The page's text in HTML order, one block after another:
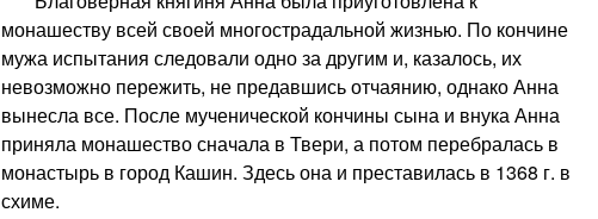
монашеству всей своей многострадальной жизнью. По кончине
мужа испытания следовали одно за другим и, казалось, их
невозможно пережить, не предавшись отчаянию, однако Анна
вынесла все. После мученической кончины сына и внука Анна
приняла монашество сначала в Твери, а потом перебралась в
монастырь в город Кашин. Здесь она и преставилась в 1368 г. в
схиме.